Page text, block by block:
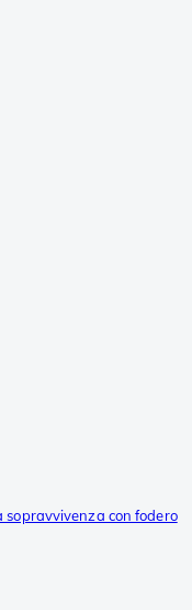
sopravvivenza con fodero